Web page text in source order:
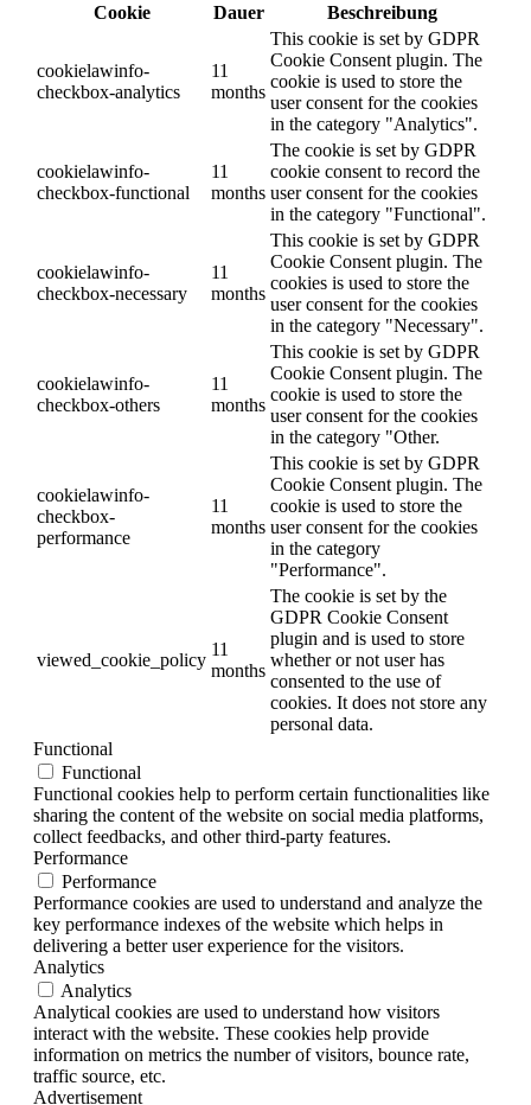
Cookie
Dauer Beschreibung
cookielawinfo-
checkbox-analytics
11
months
This cookie is set by GDPR
Cookie Consent plugin. The
cookie is used to store the
user consent for the cookies
in the category "Analytics".
cookielawinfo-
checkbox-functional
11
months
The cookie is set by GDPR
cookie consent to record the
user consent for the cookies
in the category "Functional".
cookielawinfo-
checkbox-necessary
11
months
This cookie is set by GDPR
Cookie Consent plugin. The
cookies is used to store the
user consent for the cookies
in the category "Necessary".
cookielawinfo-
checkbox-others
11
months
This cookie is set by GDPR
Cookie Consent plugin. The
cookie is used to store the
user consent for the cookies
in the category "Other.
cookielawinfo-
checkbox-
performance
11
months
This cookie is set by GDPR
Cookie Consent plugin. The
cookie is used to store the
user consent for the cookies
in the category
"Performance".
viewed_cookie_policy
11
months
The cookie is set by the
GDPR Cookie Consent
plugin and is used to store
whether or not user has
consented to the use of
cookies. It does not store any
personal data.
Functional
Functional
Functional cookies help to perform certain functionalities like
sharing the content of the website on social media platforms,
collect feedbacks, and other third-party features.
Performance
Performance
Performance cookies are used to understand and analyze the
key performance indexes of the website which helps in
delivering a better user experience for the visitors.
Analytics
Analytics
Analytical cookies are used to understand how visitors
interact with the website. These cookies help provide
information on metrics the number of visitors, bounce rate,
traffic source, etc.
Advertisement